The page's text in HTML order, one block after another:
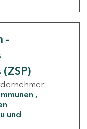
-
und